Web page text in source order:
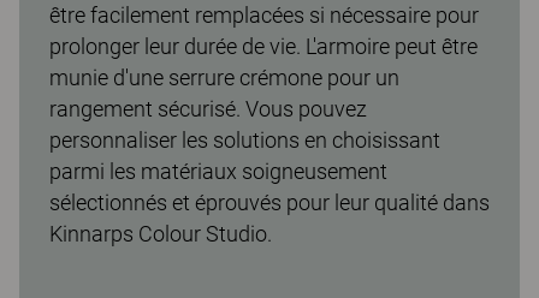
être facilement remplacées si nécessaire pour
prolonger leur durée de vie. L'armoire peut être
munie d'une serrure crémone pour un
rangement sécurisé. Vous pouvez
personnaliser les solutions en choisissant
parmi les matériaux soigneusement
sélectionnés et éprouvés pour leur qualité dans
Kinnarps Colour Studio.